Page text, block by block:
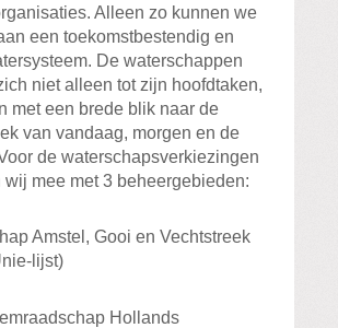
Alleen zo kunnen we
een toekomstbestendig en
De waterschappen
niet alleen tot zijn hoofdtaken,
met een brede blik naar de
van vandaag, morgen en de
de waterschapsverkiezingen
wij mee met 3 beheergebieden:
Amstel, Gooi en Vechtstreek
lijst)
Hollands